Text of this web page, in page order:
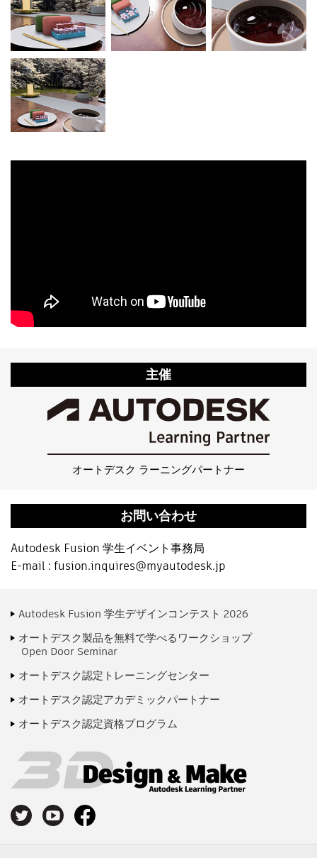
主催
オートデスク ラーニングパートナー
お問い合わせ
Autodesk Fusion 学生イベント事務局
E-mail : fusion.inquires@myautodesk.jp